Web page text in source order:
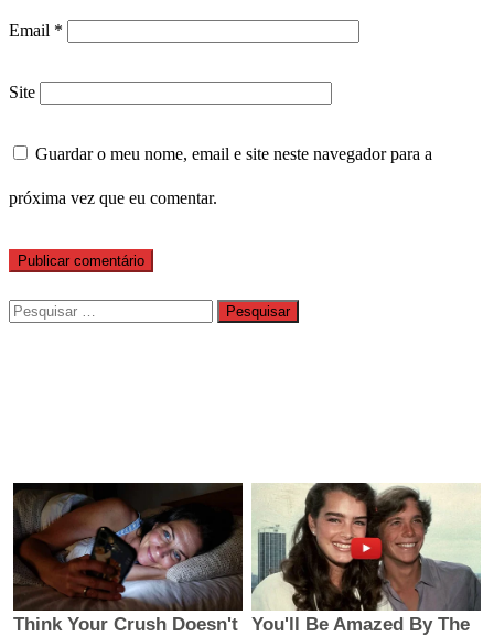
Email *
Site
Guardar o meu nome, email e site neste navegador para a
próxima vez que eu comentar.
Pesquisar
por: